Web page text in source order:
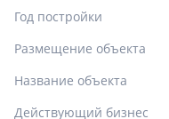
Год постройки
Размещение объекта
Название объекта
Действующий бизнес